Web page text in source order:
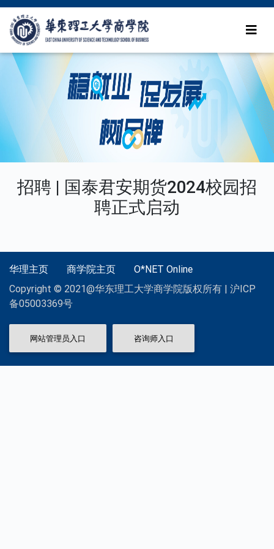
招聘 | 国泰君安期货2024校园招
聘正式启动
华理主页 商学院主页
O*NET Online
Copyright © 2021@华东理工大学商学院版权所有 | 沪ICP
备05003369号
网站管理员入口 咨询师入口